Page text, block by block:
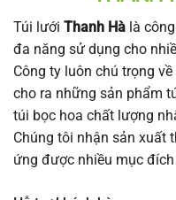
Túi lưới Thanh Hà là
đa năng sử dụng cho
Công ty luôn chú trọng
cho ra những sản phẩm
túi bọc hoa chất lượng
Chúng tôi nhận sản xuất
ứng được nhiều mục